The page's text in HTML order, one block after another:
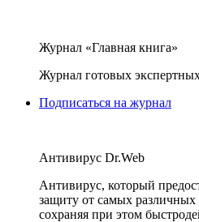
Журнал «Главная книга»
Журнал готовых
Подписаться на журнал
Антивирус Dr.Web
Антивирус, который
защиту от самых
сохраняя при этом